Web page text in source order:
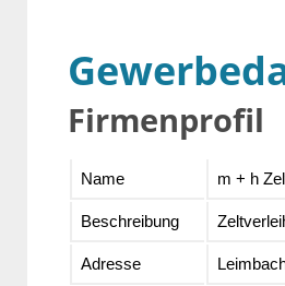
Firmenprofil
Name m + h
Beschreibung
Adresse